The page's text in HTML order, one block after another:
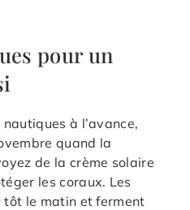
pour un
à l’avance,
quand la
de la crème solaire
les coraux. Les
tôt le matin et ferment